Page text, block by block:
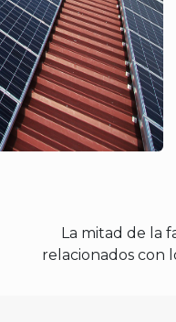
La mitad de la
relacionados con